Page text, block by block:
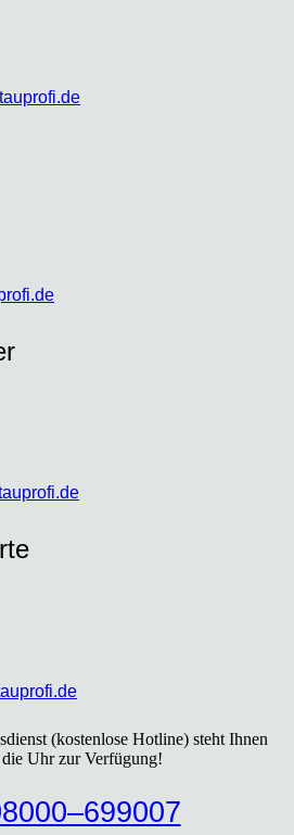
(kos­ten­lo­se Hot­line) steht Ihnen
Uhr zur Ver­fü­gung!